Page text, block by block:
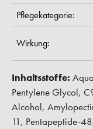
Pflegekategorie:
Wirkung:
Inhaltsstoffe:
Pentylene Glycol,
Alcohol,
11, Pentapeptide-